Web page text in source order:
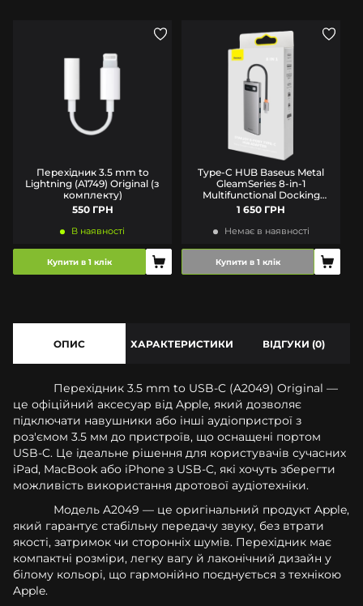
Перехідник 3.5 mm to
Lightning (A1749) Original (з
комплекту)
550 ГРН
В наявності
Купити в 1 клік
Type-C HUB Baseus Metal
GleamSeries 8-in-1
Multifunctional Docking
Station Gray WKWG050013
1 650 ГРН
Немає в наявності
Купити в 1 клік
ОПИС ХАРАКТЕРИСТИКИ ВІДГУКИ (0)
Перехідник 3.5 mm to USB-C (A2049) Original —
це офіційний аксесуар від Apple, який дозволяє
підключати навушники або інші аудіопристрої з
роз'ємом 3.5 мм до пристроїв, що оснащені портом
USB-C. Це ідеальне рішення для користувачів сучасних
iPad, MacBook або iPhone з USB-C, які хочуть зберегти
можливість використання дротової аудіотехніки.
Модель A2049 — це оригінальний продукт Apple,
який гарантує стабільну передачу звуку, без втрати
якості, затримок чи сторонніх шумів. Перехідник має
компактні розміри, легку вагу й лаконічний дизайн у
білому кольорі, що гармонійно поєднується з технікою
Apple.